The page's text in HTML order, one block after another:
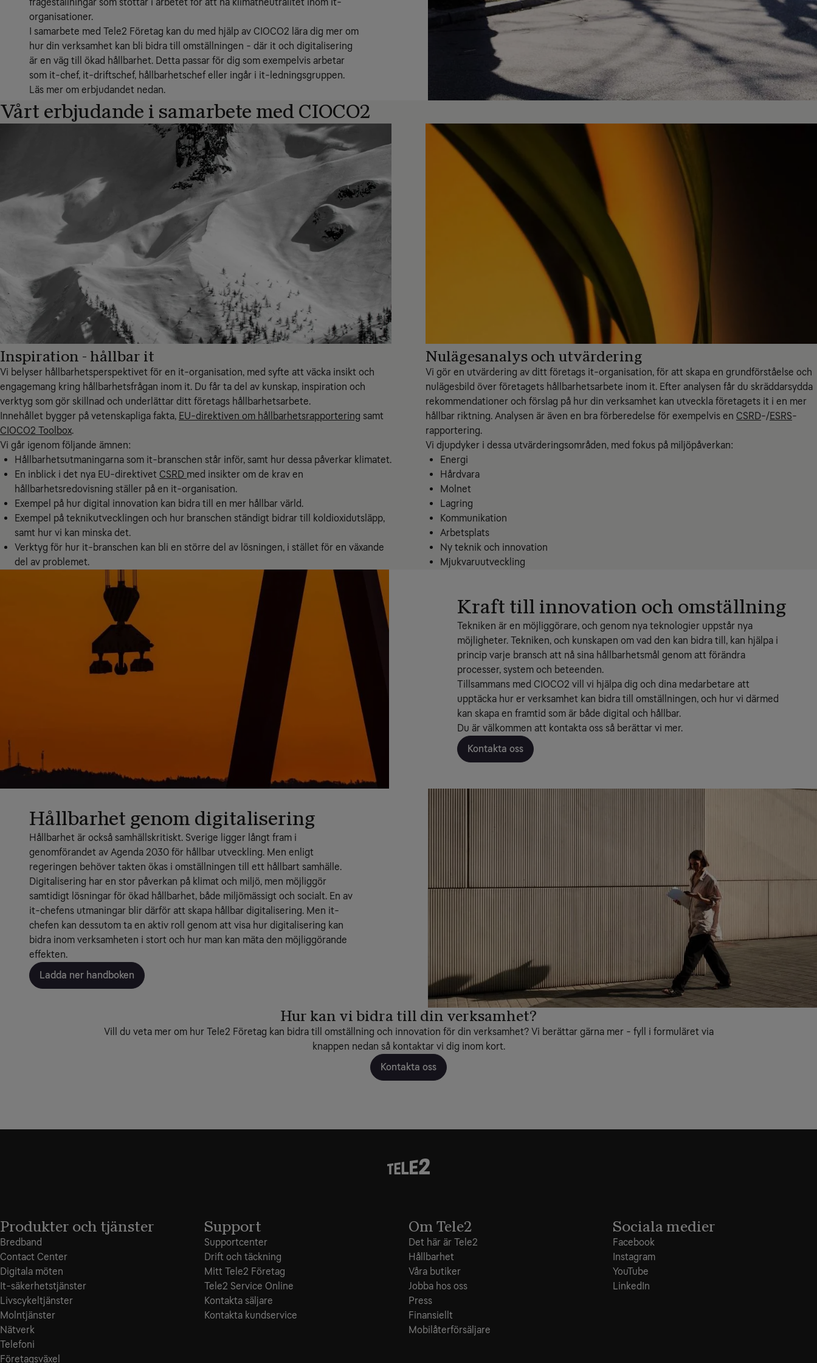
organisationer.
I samarbete med Tele2 Företag kan du med hjälp av CIOCO2 lära dig mer om
hur din verksamhet kan bli bidra till omställningen - där it och digitalisering
är en väg till ökad hållbarhet. Detta passar för dig som exempelvis arbetar
som it-chef, it-driftschef, hållbarhetschef eller ingår i it-ledningsgruppen.
Läs mer om erbjudandet nedan.
Vårt erbjudande i samarbete med CIOCO2
Inspiration - hållbar it
Vi belyser hållbarhetsperspektivet för en it-organisation, med syfte att väcka insikt och
engagemang kring hållbarhetsfrågan inom it. Du får ta del av kunskap, inspiration och
verktyg som gör skillnad och underlättar ditt företags hållbarhetsarbete.
Innehållet bygger på vetenskapliga fakta, EU-direktiven om hållbarhetsrapportering samt
CIOCO2 Toolbox.
Vi går igenom följande ämnen:
Hållbarhetsutmaningarna som it-branschen står inför, samt hur dessa påverkar klimatet.
En inblick i det nya EU-direktivet CSRD med insikter om de krav en
hållbarhetsredovisning ställer på en it-organisation.
Exempel på hur digital innovation kan bidra till en mer hållbar värld.
Exempel på teknikutvecklingen och hur branschen ständigt bidrar till koldioxidutsläpp,
samt hur vi kan minska det.
Verktyg för hur it-branschen kan bli en större del av lösningen, i stället för en växande
del av problemet.
Nulägesanalys och utvärdering
Vi gör en utvärdering av ditt företags it-organisation, för att skapa en grundförståelse och
nulägesbild över företagets hållbarhetsarbete inom it. Efter analysen får du skräddarsydda
rekommendationer och förslag på hur din verksamhet kan utveckla företagets it i en mer
hållbar riktning. Analysen är även en bra förberedelse för exempelvis en CSRD-/ESRS-
rapportering.
Vi djupdyker i dessa utvärderingsområden, med fokus på miljöpåverkan:
Energi
Hårdvara
Molnet
Lagring
Kommunikation
Arbetsplats
Ny teknik och innovation
Mjukvaruutveckling
Kraft till innovation och omställning
Tekniken är en möjliggörare, och genom nya teknologier uppstår nya
möjligheter. Tekniken, och kunskapen om vad den kan bidra till, kan hjälpa i
princip varje bransch att nå sina hållbarhetsmål genom att förändra
processer, system och beteenden.
Tillsammans med CIOCO2 vill vi hjälpa dig och dina medarbetare att
upptäcka hur er verksamhet kan bidra till omställningen, och hur vi därmed
kan skapa en framtid som är både digital och hållbar.
Du är välkommen att kontakta oss så berättar vi mer.
Kontakta oss
Hållbarhet genom digitalisering
Hållbarhet är också samhällskritiskt. Sverige ligger långt fram i
genomförandet av Agenda 2030 för hållbar utveckling. Men enligt
regeringen behöver takten ökas i omställningen till ett hållbart samhälle.
Digitalisering har en stor påverkan på klimat och miljö, men möjliggör
samtidigt lösningar för ökad hållbarhet, både miljömässigt och socialt. En av
it-chefens utmaningar blir därför att skapa hållbar digitalisering. Men it-
chefen kan dessutom ta en aktiv roll genom att visa hur digitalisering kan
bidra inom verksamheten i stort och hur man kan mäta den möjliggörande
effekten.
Ladda ner handboken
Hur kan vi bidra till din verksamhet?
Vill du veta mer om hur Tele2 Företag kan bidra till omställning och innovation för din verksamhet? Vi berättar gärna mer - fyll i formuläret via
knappen nedan så kontaktar vi dig inom kort.
Kontakta oss
Produkter och tjänster
Bredband
Contact Center
Digitala möten
It-säkerhetstjänster
Livscykeltjänster
Molntjänster
Nätverk
Telefoni
Företagsväxel
Support
Supportcenter
Drift och täckning
Mitt Tele2 Företag
Tele2 Service Online
Kontakta säljare
Kontakta kundservice
Om Tele2
Det här är Tele2
Hållbarhet
Våra butiker
Jobba hos oss
Press
Finansiellt
Mobilåterförsäljare
Sociala medier
Facebook
Instagram
YouTube
LinkedIn